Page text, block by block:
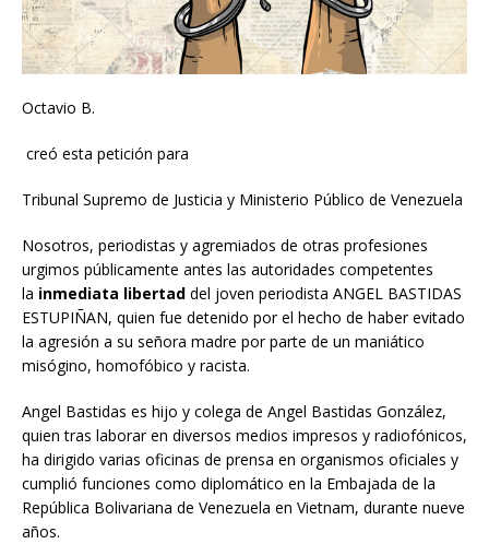
Octavio B.
creó esta petición para
Tribunal Supremo de Justicia y Ministerio Público de Venezuela
Nosotros, periodistas y agremiados de otras profesiones
urgimos públicamente antes las autoridades competentes
la inmediata libertad del joven periodista ANGEL BASTIDAS
ESTUPIÑAN, quien fue detenido por el hecho de haber evitado
la agresión a su señora madre por parte de un maniático
misógino, homofóbico y racista.
Angel Bastidas es hijo y colega de Angel Bastidas González,
quien tras laborar en diversos medios impresos y radiofónicos,
ha dirigido varias oficinas de prensa en organismos oficiales y
cumplió funciones como diplomático en la Embajada de la
República Bolivariana de Venezuela en Vietnam, durante nueve
años.